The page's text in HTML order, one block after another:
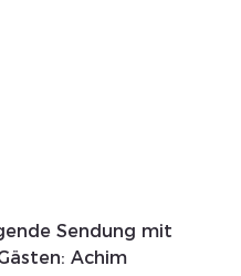
Sendung mit
Achim